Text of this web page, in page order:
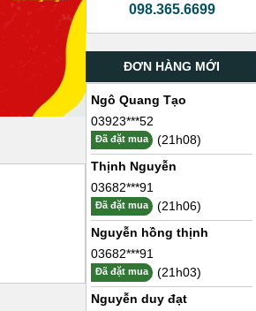
098.365.6699
ĐƠN HÀNG MỚI
Ngô Quang Tạo
03923***52
Đã đặt mua
(21h08)
Thịnh Nguyễn
03682***91
Đã đặt mua
(21h06)
Nguyễn hồng thịnh
03682***91
Đã đặt mua
(21h03)
Nguyễn duy đạt